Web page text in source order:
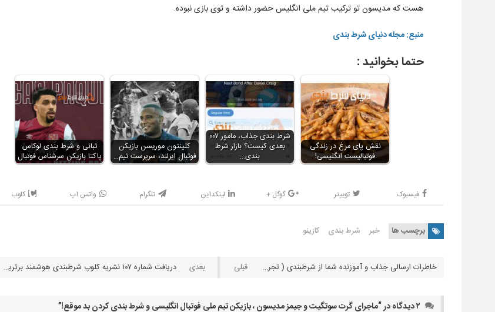
هست که مدیسون تو ترکیب تیم ملی انگلیس حضور داشته و توی بازی نبوده.
منبع: مجله دنیای شرط بندی
حتما بخوانید :
تبانی و شرط بندی لوکاس
پاکتا بازیکن سرشناس فوتبال
کلینتون موریسن بازیکن
فوتبال ایرلند، سرپرست تیم…
شرط بندی جذاب، مامور ۰۰۷
بعدی کیست؟ بازار شرط
بندی…
نقش پای مرغ در زندگی
فوتبالیست انگلیسی!
فیسبوک توییتر گوگل + لینکداین تلگرام واتس اپ کلوب
برچسب ها خبر شرط بندی کازینو
خاطرات ارسالی جذاب و آموزنده شما از شرطبندی ( تجربه شماره ۶ ) دریافت شماره ۱۰۷ نشریه کلوپ شرطبندی هوشمند برترین نشریه معرفی و آنالیز تیپسترهای مطرح جهان
ماجرای گرت سوتگیت و جیمز مدیسون ، بازیکن تیم ملی فوتبال انگلیسی و شرط بندی کردن بد موقع!”